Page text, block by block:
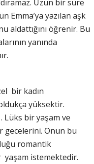
Uzun bir süre
Emma’ya yazılan aşk
aldattığını öğrenir. Bu
yanında
bir kadın
yüksektir.
Lüks bir yaşam ve
gecelerini. Onun bu
romantik
istemektedir.